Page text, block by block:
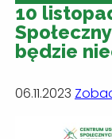
10
będzie
06.11.2023